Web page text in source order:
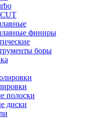
финиры
боры
полоски
диски